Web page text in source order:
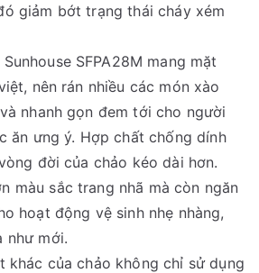
giảm bớt trạng thái cháy xém
SFPA28M mang mặt
nên rán nhiều các món xào
nhanh gọn đem tới cho người
ăn ưng ý. Hợp chất chống dính
đời của chảo kéo dài hơn.
màu sắc trang nhã mà còn ngăn
hoạt động vệ sinh nhẹ nhàng,
như mới.
khác của chảo không chỉ sử dụng